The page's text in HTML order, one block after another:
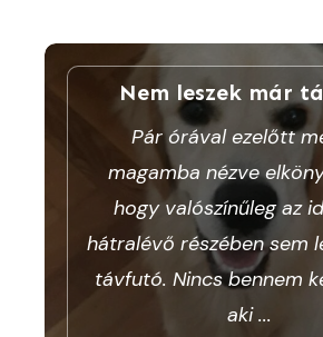
Nem leszek már
Pár órával ezelőtt
magamba nézve
hogy valószínűleg az
hátralévő részében sem
távfutó. Nincs bennem
aki...